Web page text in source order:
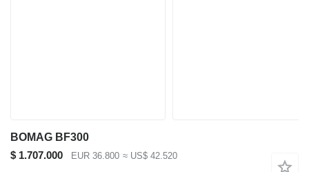
BOMAG BF300
$ 1.707.000
EUR 36.800 ≈ US$ 42.520